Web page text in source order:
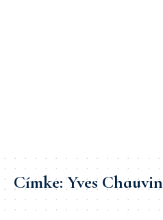
Címke:Yves Chauvin